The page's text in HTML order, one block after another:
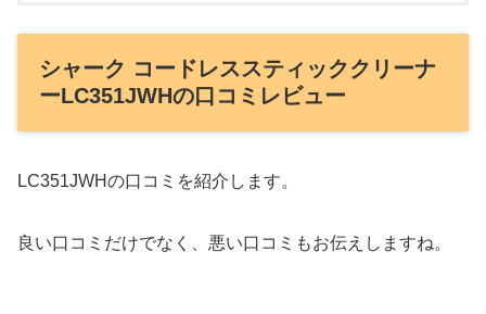
シャーク コードレススティッククリーナ
ーLC351JWHの口コミレビュー
LC351JWHの口コミを紹介します。
良い口コミだけでなく、悪い口コミもお伝えしますね。